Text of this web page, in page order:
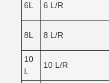
6L 6 L/R
8L 8 L/R
10
L
10 L/R